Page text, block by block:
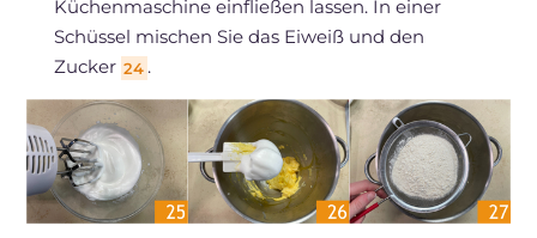
Küchenmaschine einfließen lassen. In einer
Schüssel mischen Sie das Eiweiß und den
Zucker 24 .